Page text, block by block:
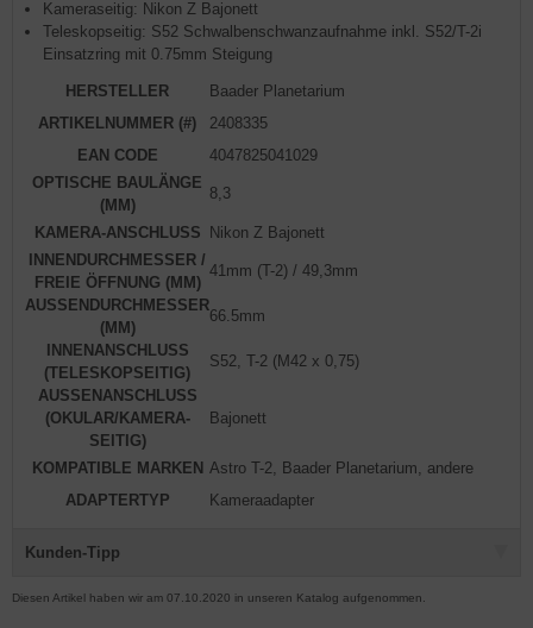
Kameraseitig: Nikon Z Bajonett
Teleskopseitig: S52 Schwalbenschwanzaufnahme inkl. S52/T-2i
Einsatzring mit 0.75mm Steigung
HERSTELLER
Baader Planetarium
ARTIKELNUMMER (#)
2408335
EAN CODE
4047825041029
OPTISCHE BAULÄNGE
(MM)
8,3
KAMERA-ANSCHLUSS
Nikon Z Bajonett
INNENDURCHMESSER /
FREIE ÖFFNUNG (MM)
41mm (T-2) / 49,3mm
AUSSENDURCHMESSER
(MM)
66.5mm
INNENANSCHLUSS
(TELESKOPSEITIG)
S52, T-2 (M42 x 0,75)
AUSSENANSCHLUSS
(OKULAR/KAMERA-
SEITIG)
Bajonett
KOMPATIBLE MARKEN Astro T-2, Baader Planetarium, andere
ADAPTERTYP
Kameraadapter
Kunden-Tipp
Diesen Artikel haben wir am 07.10.2020 in unseren Katalog aufgenommen.